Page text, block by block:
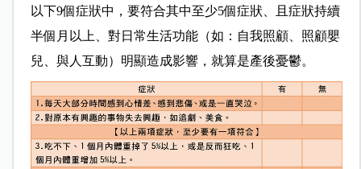
以下9個症狀中，要符合其中至少5個症狀、且症狀持續
半個月以上、對日常生活功能（如：自我照顧、照顧嬰
兒、與人互動）明顯造成影響，就算是產後憂鬱。